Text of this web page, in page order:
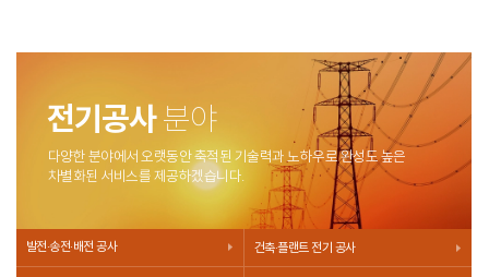
전기공사분야
다양한 분야에서 오랫동안 축적된 기술력과 노하우로 완성도 높은
차별화된 서비스를 제공하겠습니다.
발전‧송전‧배전 공사 건축‧플랜트 전기 공사